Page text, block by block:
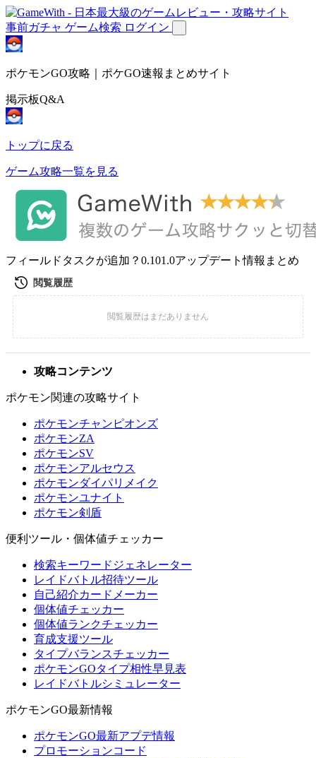
事前ガチャ ゲーム検索 ログイン
ポケモンGO攻略｜ポケGO速報まとめサイト
掲示板Q&A
トップに戻る
ゲーム攻略一覧を見る
フィールドタスクが追加？0.101.0アップデート情報まとめ
攻略コンテンツ
ポケモン関連の攻略サイト
ポケモンチャンピオンズ
ポケモンZA
ポケモンSV
ポケモンアルセウス
ポケモンダイパリメイク
ポケモンユナイト
ポケモン剣盾
便利ツール・個体値チェッカー
検索キーワードジェネレーター
レイドバトル招待ツール
自己紹介カードメーカー
個体値チェッカー
個体値ランクチェッカー
育成支援ツール
タイプバランスチェッカー
ポケモンGOタイプ相性早見表
レイドバトルシミュレーター
ポケモンGO最新情報
ポケモンGO最新アプデ情報
プロモーションコード